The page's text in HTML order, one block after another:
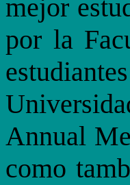
mejor
por la
Annual
como